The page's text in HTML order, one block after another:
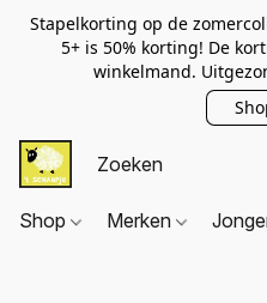
Stapelkorting op de
5+ is 50% korting! De
winkelmand.
Shop Merken